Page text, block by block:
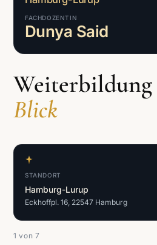
FACHDOZENTIN
Dunya Said
Weiterbildung
Blick
STANDORT
Hamburg-Lurup
Eckhoffpl. 16, 22547 Hamburg
1 von 7